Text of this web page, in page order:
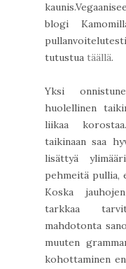
blogi
tutustua täällä.
Yksi
huolellinen
liikaa
taikinaan saa
lisättyä
pehmeitä pullia,
Koska
tarkkaa
mahdotonta
muuten
kohottaminen